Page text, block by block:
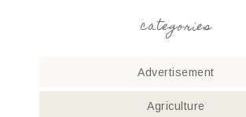
categories
Advertisement
Agriculture